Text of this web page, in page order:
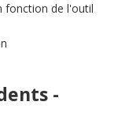
fonction de l'outil
-